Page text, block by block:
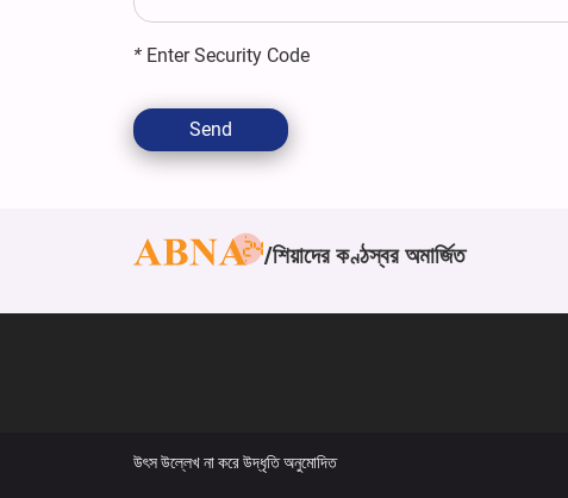
* Enter Security Code
Send
শিয়াদের কণ্ঠস্বর অমার্জিত
উৎস উল্লেখ না করে উদ্ধৃতি অনুমোদিত